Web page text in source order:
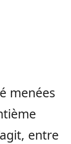
menées
entre